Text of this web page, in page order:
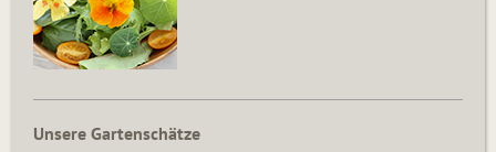
Unsere Gartenschätze